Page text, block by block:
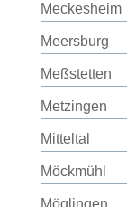
Meckesheim
Meersburg
Meßstetten
Metzingen
Mitteltal
Möckmühl
Möglingen